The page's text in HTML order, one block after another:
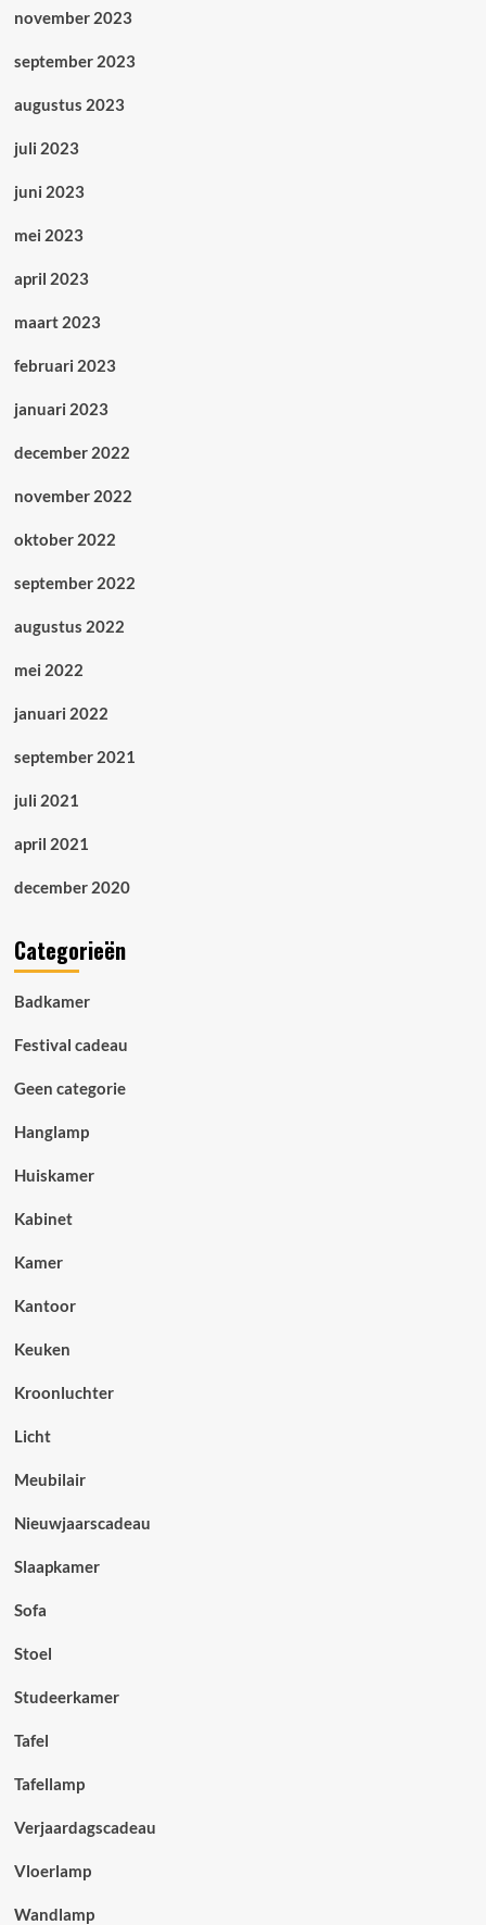
november 2023
september 2023
augustus 2023
juli 2023
juni 2023
mei 2023
april 2023
maart 2023
februari 2023
januari 2023
december 2022
november 2022
oktober 2022
september 2022
augustus 2022
mei 2022
januari 2022
september 2021
juli 2021
april 2021
december 2020
Categorieën
Badkamer
Festival cadeau
Geen categorie
Hanglamp
Huiskamer
Kabinet
Kamer
Kantoor
Keuken
Kroonluchter
Licht
Meubilair
Nieuwjaarscadeau
Slaapkamer
Sofa
Stoel
Studeerkamer
Tafel
Tafellamp
Verjaardagscadeau
Vloerlamp
Wandlamp